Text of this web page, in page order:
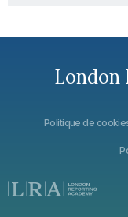
London
Politique de